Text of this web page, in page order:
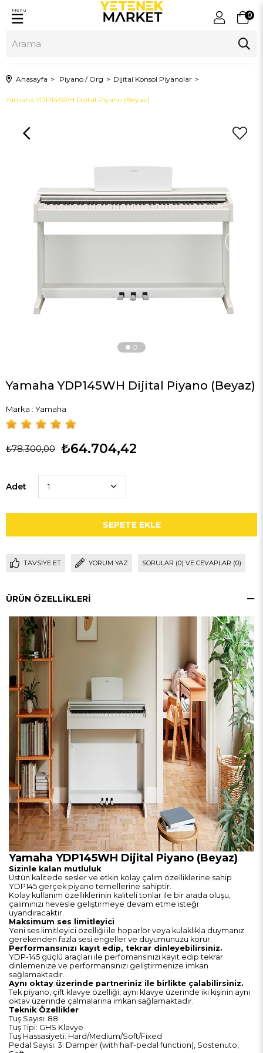
0
Menu
Anasayfa Piyano / Org Dijital Konsol Piyanolar
Yamaha YDP145WH Dijital Piyano (Beyaz)
Yamaha YDP145WH Dijital Piyano (Beyaz)
Marka : Yamaha
₺78.300,00 ₺64.704,42
Adet
TAVSIYE ET YORUM YAZ SORULAR (0) VE CEVAPLAR (0)
ÜRÜN ÖZELLIKLERI
Yamaha YDP145WH Dijital Piyano (Beyaz)
Sizinle kalan mutluluk
Üstün kalitede sesler ve etkin kolay çalım özelliklerine sahip
YDP145 gerçek piyano temellerine sahiptir.
Kolay kullanım özelliklerinin kaliteli tonlar ile bir arada oluşu,
çalımınızı hevesle geliştirmeye devam etme isteği
uyandıracaktır.
Maksimum ses limitleyici
Yeni ses limitleyici özelliği ile hoparlör veya kulaklıkla duymanız
gerekenden fazla sesi engeller ve duyumunuzu korur.
Performansınızı kayıt edip, tekrar dinleyebilirsiniz.
YDP-145 güçlü araçları ile perfomansınızı kayıt edip tekrar
dinlemenize ve performansınızı geliştirmenize imkan
sağlamaktadır.
Aynı oktay üzerinde partneriniz ile birlikte çalabilirsiniz.
Tek piyano, çift klavye özelliği, aynı klavye üzerinde iki kişinin aynı
oktav üzerinde çalmalarına imkan sağlamaktadır.
Teknik Özellikler
Tuş Sayısı: 88
Tuş Tipi: GHS Klavye
Tuş Hassasiyeti: Hard/Medium/Soft/Fixed
Pedal Sayısı: 3: Damper (with half-pedal function), Sostenuto,